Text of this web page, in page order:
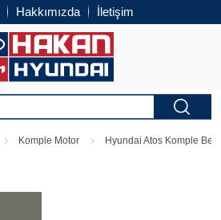
Hakkımızda İletişim
Komple Motor Hyundai Atos Komple